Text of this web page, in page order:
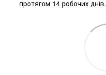
протягом 14 робочих днів.